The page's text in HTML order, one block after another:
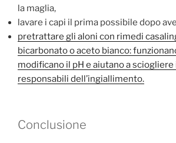
la maglia,
lavare i capi il prima possibile dopo
pretrattare gli aloni con rimedi
bicarbonato o aceto bianco:
modificano il pH e aiutano a
responsabili dell’ingiallimento.
Conclusione